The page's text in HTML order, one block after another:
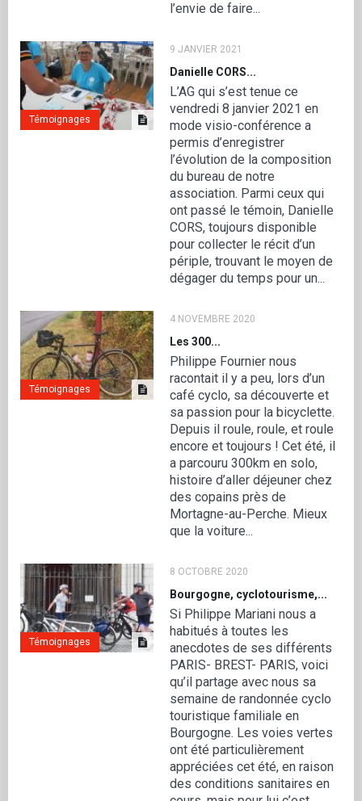
l’envie de faire...
Témoignages
9 JANVIER 2021
Danielle CORS...
L’AG qui s’est tenue ce
vendredi 8 janvier 2021 en
mode visio-conférence a
permis d’enregistrer
l’évolution de la composition
du bureau de notre
association. Parmi ceux qui
ont passé le témoin, Danielle
CORS, toujours disponible
pour collecter le récit d’un
périple, trouvant le moyen de
dégager du temps pour un...
Témoignages
4 NOVEMBRE 2020
Les 300...
Philippe Fournier nous
racontait il y a peu, lors d’un
café cyclo, sa découverte et
sa passion pour la bicyclette.
Depuis il roule, roule, et roule
encore et toujours ! Cet été, il
a parcouru 300km en solo,
histoire d’aller déjeuner chez
des copains près de
Mortagne-au-Perche. Mieux
que la voiture...
Témoignages
8 OCTOBRE 2020
Bourgogne, cyclotourisme,...
Si Philippe Mariani nous a
habitués à toutes les
anecdotes de ses différents
PARIS- BREST- PARIS, voici
qu’il partage avec nous sa
semaine de randonnée cyclo
touristique familiale en
Bourgogne. Les voies vertes
ont été particulièrement
appréciées cet été, en raison
des conditions sanitaires en